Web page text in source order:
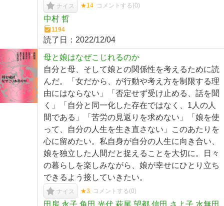
ナイス ★14 コメントする(0)
中村 哲
1194
読了日： 2022/12/04
母と娘はなぜこじれるのか
自分と母、そして娘との関係性を考えるために読
んだ。「女だから、が行動や考え方を制限する理
由にはならない」「否定せず受け止める、話を聞
く」「自分と同一化した存在ではなく、1人の人
間である」「苦労の見返りを求めない」「娘を使
って、自分の人生を生き直さない」このあたりを
心に留めたい。私自身が自分の人生に向き合い、
娘を独立した人間だと捉えることを大切に。日々
の暮らしを楽しみながら、娘が幸せにひとり立ち
できるよう接していきたい。
ナイス ★3 コメントする(0)
田房 永子,角田 光代,萩尾 望都,信田 さよ子,水無田